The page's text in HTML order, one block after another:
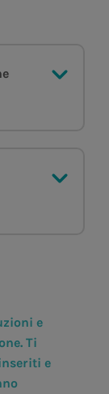
e
Ti
e